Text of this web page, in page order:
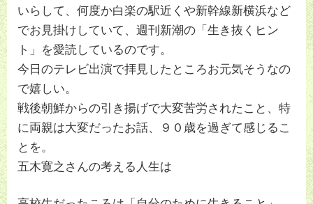
いらして、何度か白楽の駅近くや新幹線新横浜など
でお見掛けしていて、週刊新潮の「生き抜くヒン
ト」を愛読しているのです。
今日のテレビ出演で拝見したところお元気そうなの
で嬉しい。
戦後朝鮮からの引き揚げで大変苦労されたこと、特
に両親は大変だったお話、９０歳を過ぎて感じるこ
とを。
五木寛之さんの考える人生は